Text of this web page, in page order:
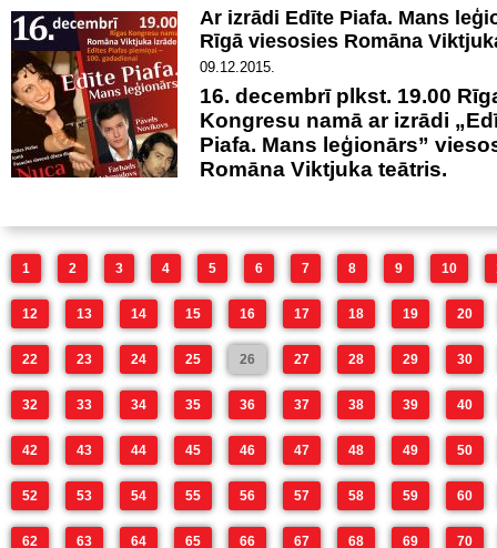
Ar izrādi Edīte Piafa. Mans
Rīgā viesosies Romāna
09.12.2015.
16. decembrī plkst. 19.00
Kongresu namā ar izrādi
Piafa. Mans leģionārs”
Romāna Viktjuka teātris.
1 2 3 4 5 6 7 8 9 10
12 13 14 15 16 17 18 19 20
22 23 24 25 26 27 28 29 30
32 33 34 35 36 37 38 39 40
42 43 44 45 46 47 48 49 50
52 53 54 55 56 57 58 59 60
62 63 64 65 66 67 68 69 70